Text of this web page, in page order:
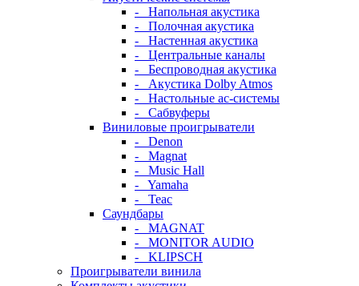
- Напольная акустика
- Полочная акустика
- Настенная акустика
- Центральные каналы
- Беспроводная акустика
- Акустика Dolby Atmos
- Настольные ас-системы
- Сабвуферы
Виниловые проигрыватели
- Denon
- Magnat
- Music Hall
- Yamaha
- Teac
Саундбары
- MAGNAT
- MONITOR AUDIO
- KLIPSCH
Проигрыватели винила